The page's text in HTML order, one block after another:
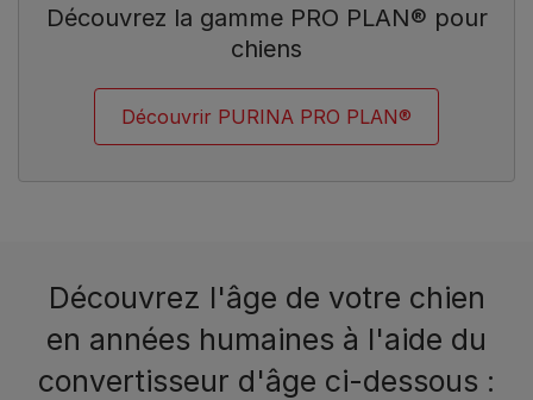
Découvrez la gamme PRO PLAN® pour
chiens
Découvrir PURINA PRO PLAN®
Découvrez l'âge de votre chien
en années humaines à l'aide du
convertisseur d'âge ci-dessous :